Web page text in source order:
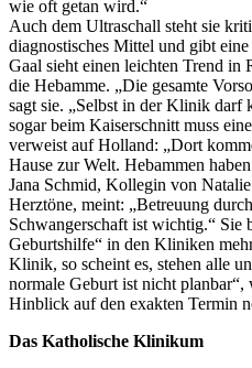
wie oft getan wird.“
Auch dem Ultraschall steht sie
diagnostisches Mittel und gibt
Gaal sieht einen leichten Trend in
die Hebamme. „Die gesamte
sagt sie. „Selbst in der Klinik darf
sogar beim Kaiserschnitt muss
verweist auf Holland: „Dort
Hause zur Welt. Hebammen
Jana Schmid, Kollegin von
Herztöne, meint: „Betreuung
Schwangerschaft ist wichtig.“ Sie
Geburtshilfe“ in den Kliniken
Klinik, so scheint es, stehen alle
normale Geburt ist nicht
Hinblick auf den exakten Termin
Das Katholische Klinikum